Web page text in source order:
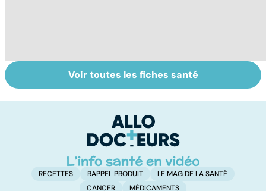
Tout savoir sur
les infections
Inflammation des
amygdales : que
d'angine ?
Voir toutes les fiches santé
RECETTES RAPPEL PRODUIT
LE MAG DE LA SANTÉ
CANCER
MÉDICAMENTS